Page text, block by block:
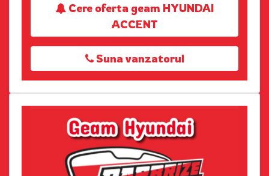
Cere oferta geam HYUNDAI
ACCENT
Suna vanzatorul